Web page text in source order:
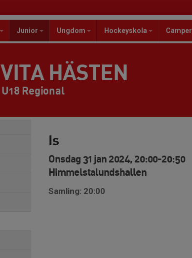
Junior Ungdom Hockeyskola Camper
VITA HÄSTEN
U18 Regional
Is
Onsdag 31 jan 2024, 20:00-20:50
Himmelstalundshallen
Samling: 20:00